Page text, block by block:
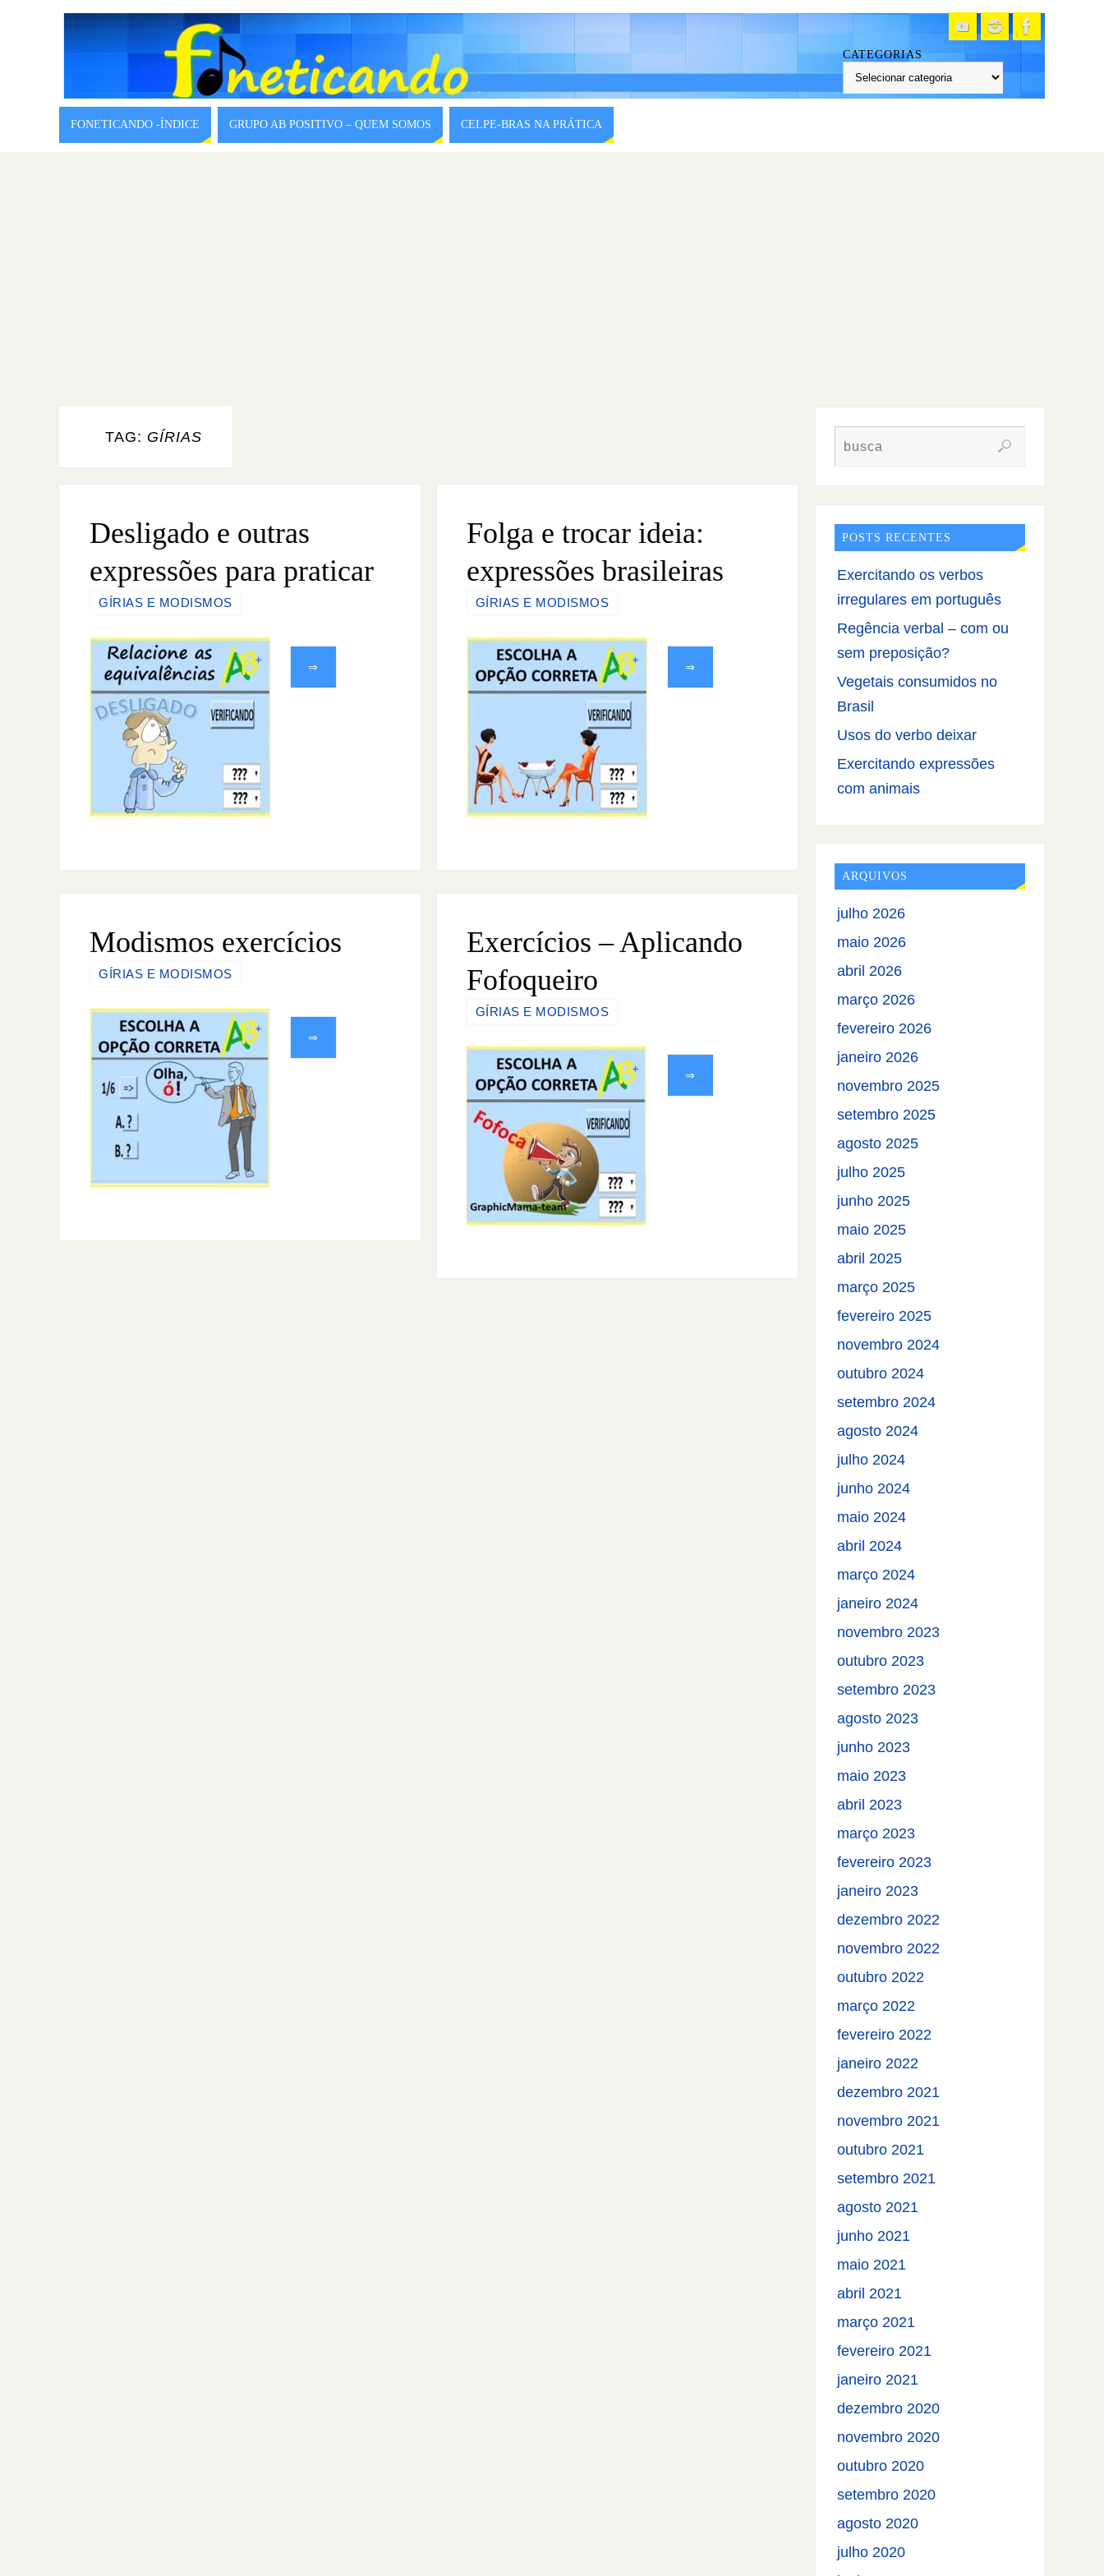
CATEGORIAS
FONETICANDO -ÍNDICE GRUPO AB POSITIVO – QUEM SOMOS CELPE-BRAS NA PRÁTICA
TAG: GÍRIAS
Desligado e outras
expressões para praticar
GÍRIAS E MODISMOS
⇒
Folga e trocar ideia:
expressões brasileiras
GÍRIAS E MODISMOS
⇒
Modismos exercícios
GÍRIAS E MODISMOS
⇒
Exercícios – Aplicando
Fofoqueiro
GÍRIAS E MODISMOS
⇒
POSTS RECENTES
Exercitando os verbos
irregulares em português
Regência verbal – com ou
sem preposição?
Vegetais consumidos no
Brasil
Usos do verbo deixar
Exercitando expressões
com animais
ARQUIVOS
julho 2026
maio 2026
abril 2026
março 2026
fevereiro 2026
janeiro 2026
novembro 2025
setembro 2025
agosto 2025
julho 2025
junho 2025
maio 2025
abril 2025
março 2025
fevereiro 2025
novembro 2024
outubro 2024
setembro 2024
agosto 2024
julho 2024
junho 2024
maio 2024
abril 2024
março 2024
janeiro 2024
novembro 2023
outubro 2023
setembro 2023
agosto 2023
junho 2023
maio 2023
abril 2023
março 2023
fevereiro 2023
janeiro 2023
dezembro 2022
novembro 2022
outubro 2022
março 2022
fevereiro 2022
janeiro 2022
dezembro 2021
novembro 2021
outubro 2021
setembro 2021
agosto 2021
junho 2021
maio 2021
abril 2021
março 2021
fevereiro 2021
janeiro 2021
dezembro 2020
novembro 2020
outubro 2020
setembro 2020
agosto 2020
julho 2020